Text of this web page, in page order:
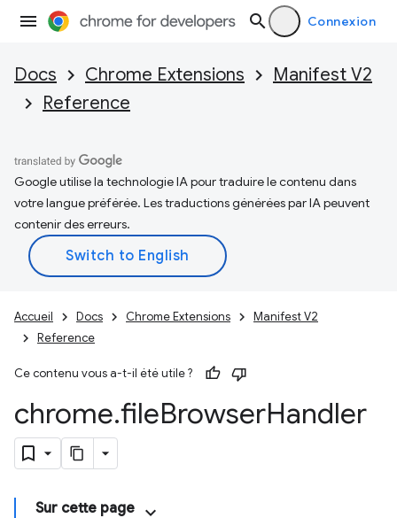
Connexion
Docs Chrome Extensions
Manifest V2
Reference
Google utilise la technologie IA pour traduire le contenu dans
votre langue préférée. Les traductions générées par IA peuvent
contenir des erreurs.
Accueil Docs Chrome Extensions
Manifest V2
Reference
Ce contenu vous a-t-il été utile ?
chrome.fileBrowserHandler
Sur cette page